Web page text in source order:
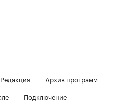
Редакция
Архив программ
Подключение